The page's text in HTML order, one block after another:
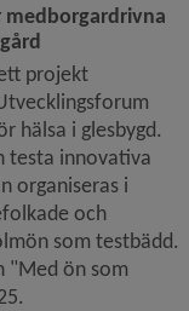
projekt
hälsa i glesbygd.
testa innovativa
organiseras i
och
som testbädd.
"Med ön som